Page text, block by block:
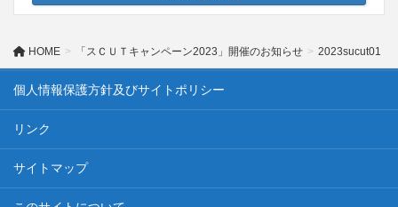
HOME 「スＣＵＴキャンペーン2023」開催のお知らせ 2023sucut01
個人情報保護方針及びサイトポリシー
リンク
サイトマップ